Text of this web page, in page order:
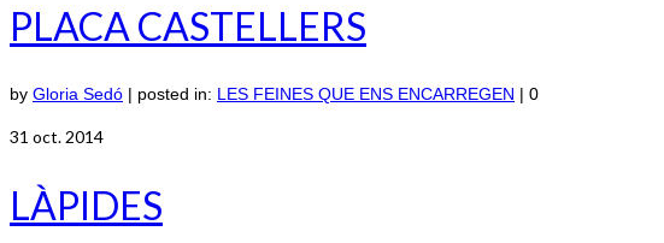
PLACA CASTELLERS
by Gloria Sedó | posted in: LES FEINES QUE ENS ENCARREGEN | 0
31 oct. 2014
LÀPIDES